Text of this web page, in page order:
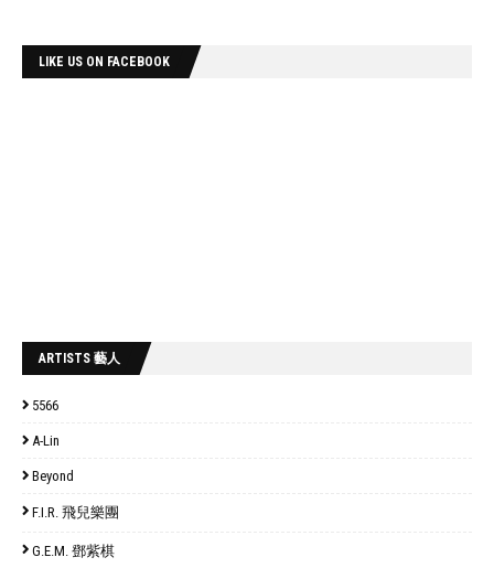
LIKE US ON FACEBOOK
ARTISTS 藝人
5566
A-Lin
Beyond
F.I.R. 飛兒樂團
G.E.M. 鄧紫棋